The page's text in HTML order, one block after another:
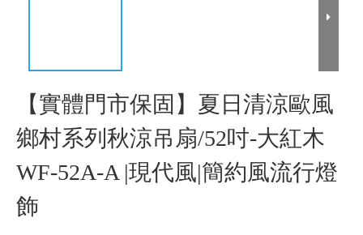
【實體門市保固】夏日清涼歐風
鄉村系列秋涼吊扇/52吋-大紅木
WF-52A-A |現代風|簡約風流行燈
飾